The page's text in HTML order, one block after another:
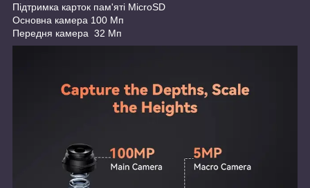
Підтримка карток пам'яті MicroSD
Основна камера 100 Мп
Передня камера 32 Мп